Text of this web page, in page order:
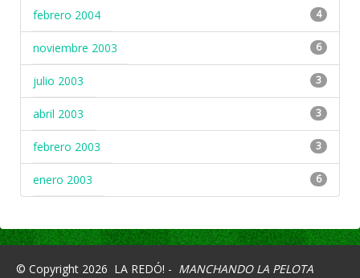
febrero 2004 4
noviembre 2003 6
julio 2003 3
abril 2003 3
febrero 2003 3
enero 2003 6
© Copyright 2026 LA REDÓ! - MANCHANDO LA PELOTA